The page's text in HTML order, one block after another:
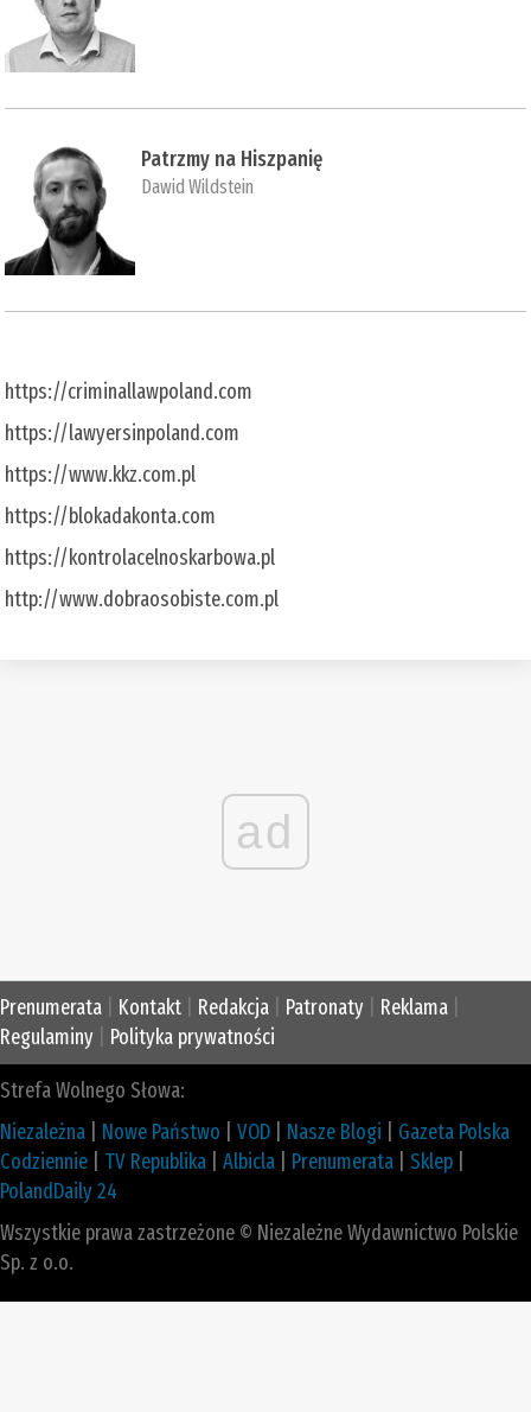
Patrzmy na Hiszpanię
Dawid Wildstein
https://criminallawpoland.com
https://lawyersinpoland.com
https://www.kkz.com.pl
https://blokadakonta.com
https://kontrolacelnoskarbowa.pl
http://www.dobraosobiste.com.pl
ad
Prenumerata Kontakt Redakcja Patronaty Reklama
Regulaminy
Polityka prywatności
Strefa Wolnego Słowa:
Niezależna
Nowe Państwo VOD Nasze Blogi
Gazeta Polska
Codziennie
TV Republika Albicla Prenumerata Sklep
PolandDaily 24
Wszystkie prawa zastrzeżone © Niezależne Wydawnictwo Polskie
Sp. z o.o.